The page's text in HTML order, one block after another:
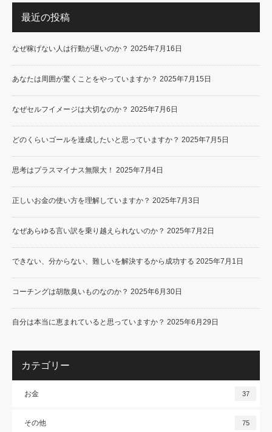
最近の投稿
なぜ稼げない人は行動が遅いのか？ 2025年7月16日
あなたは周囲が驚くことをやっていますか？ 2025年7月15日
なぜセルフイメージは大切なのか？ 2025年7月6日
どのくらいゴールを達成したいと思っていますか？ 2025年7月5日
思考はプラスマイナス無限大！ 2025年7月4日
正しいお金の使い方を理解していますか？ 2025年7月3日
なぜあらゆる言い訳を乗り越えられないのか？ 2025年7月2日
できない、分からない、難しいを解決するから成功する 2025年7月1日
コーチングは胡散臭いものなのか？ 2025年6月30日
自分は本当に恵まれていると思っていますか？ 2025年6月29日
カテゴリー
お金 37
その他 75